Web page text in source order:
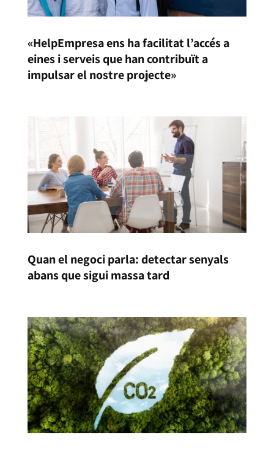
«HelpEmpresa ens ha facilitat l’accés a
eines i serveis que han contribuït a
impulsar el nostre projecte»
Quan el negoci parla: detectar senyals
abans que sigui massa tard